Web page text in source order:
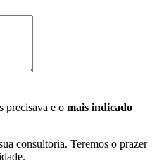
precisava e o mais indicado
consultoria. Teremos o prazer